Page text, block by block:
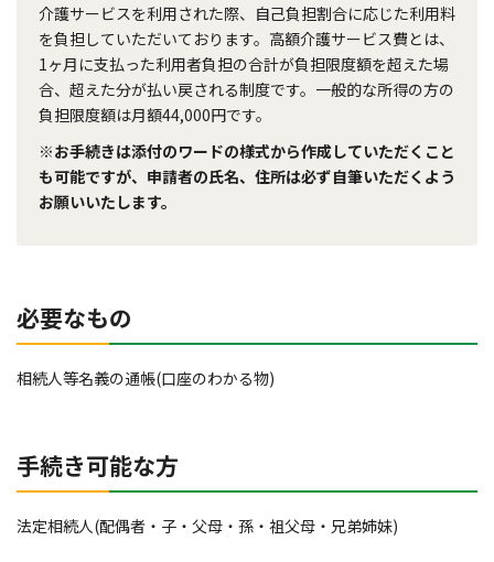
介護サービスを利用された際、自己負担割合に応じた利用料
を負担していただいております。高額介護サービス費とは、
1ヶ月に支払った利用者負担の合計が負担限度額を超えた場
合、超えた分が払い戻される制度です。一般的な所得の方の
負担限度額は月額44,000円です。
※お手続きは添付のワードの様式から作成していただくこと
も可能ですが、申請者の氏名、住所は必ず自筆いただくよう
お願いいたします。
必要なもの
相続人等名義の通帳(口座のわかる物)
手続き可能な方
法定相続人(配偶者・子・父母・孫・祖父母・兄弟姉妹)